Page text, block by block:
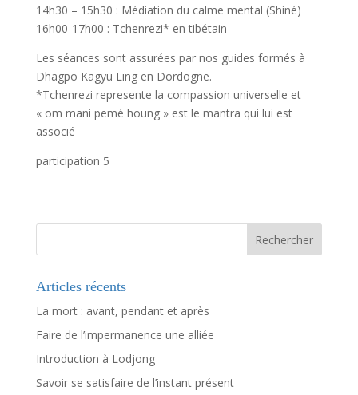
14h30 – 15h30 : Médiation du calme mental (Shiné)
16h00-17h00 : Tchenrezi* en tibétain
Les séances sont assurées par nos guides formés à
Dhagpo Kagyu Ling en Dordogne.
*Tchenrezi represente la compassion universelle et
« om mani pemé houng » est le mantra qui lui est
associé
participation 5
Articles récents
La mort : avant, pendant et après
Faire de l’impermanence une alliée
Introduction à Lodjong
Savoir se satisfaire de l’instant présent